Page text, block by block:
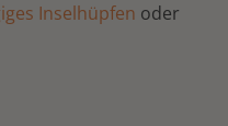
Inselhüpfen oder